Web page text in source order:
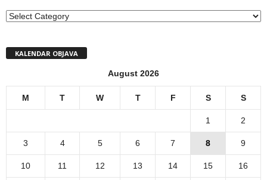
MENI
KALENDAR OBJAVA
August 2026
M T W T F S S
1 2
3 4 5 6 7 8 9
10 11 12 13 14 15 16